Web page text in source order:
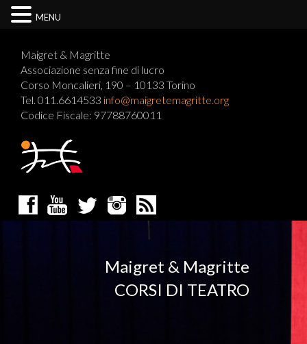
Maigret & Magritte
Associazione senza fine di lucro
Corso Moncalieri, 190 – 10133 Torino
Tel. 011.6614533 info@maigretemagritte.org
Codice Fiscale: 97788760011
Maigret & Magritte
CORSI DI TEATRO
MENU